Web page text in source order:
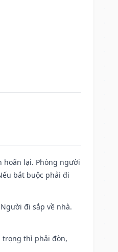
hoãn lại. Phòng người
bắt buộc phải đi
đi sắp về nhà.
trọng thì phải đòn,